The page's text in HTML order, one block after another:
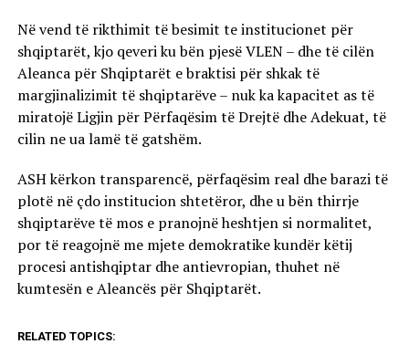
Në vend të rikthimit të besimit te institucionet për
shqiptarët, kjo qeveri ku bën pjesë VLEN – dhe të cilën
Aleanca për Shqiptarët e braktisi për shkak të
margjinalizimit të shqiptarëve – nuk ka kapacitet as të
miratojë Ligjin për Përfaqësim të Drejtë dhe Adekuat, të
cilin ne ua lamë të gatshëm.
ASH kërkon transparencë, përfaqësim real dhe barazi të
plotë në çdo institucion shtetëror, dhe u bën thirrje
shqiptarëve të mos e pranojnë heshtjen si normalitet,
por të reagojnë me mjete demokratike kundër këtij
procesi antishqiptar dhe antievropian, thuhet në
kumtesën e Aleancës për Shqiptarët.
RELATED TOPICS: